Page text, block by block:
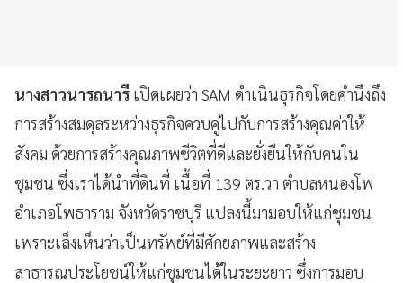
นางสาวนารถนารี เปิดเผยว่า SAM ดำเนินธุรกิจโดยคำนึงถึง
การสร้างสมดุลระหว่างธุรกิจควบคู่ไปกับการสร้างคุณค่าให้
สังคม ด้วยการสร้างคุณภาพชีวิตที่ดีและยั่งยืนให้กับคนใน
ชุมชน ซึ่งเราได้นำที่ดินที่ เนื้อที่ 139 ตร.วา ตำบลหนองโพ
อำเภอโพธาราม จังหวัดราชบุรี แปลงนี้มามอบให้แก่ชุมชน
เพราะเล็งเห็นว่าเป็นทรัพย์ที่มีศักยภาพและสร้าง
สาธารณประโยชน์ให้แก่ชุมชนได้ในระยะยาว ซึ่งการมอบ